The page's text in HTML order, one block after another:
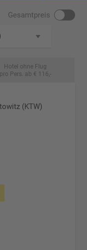
Gesamtpreis
Hotel ohne Flug
pro Pers. ab € 116,-
(KTW)